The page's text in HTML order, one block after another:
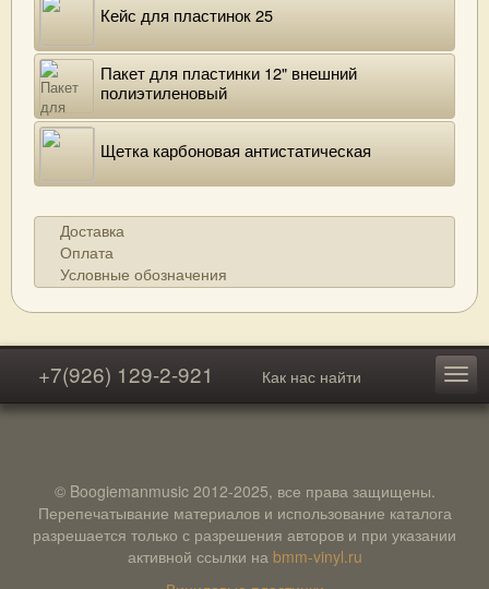
Кейс для пластинок 25
Пакет для пластинки 12" внешний
полиэтиленовый
Щетка карбоновая антистатическая
Доставка
Оплата
Условные обозначения
+7(926) 129-2-921 Как нас найти
© Boogiemanmusic 2012-2025, все права защищены.
Перепечатывание материалов и использование каталога
разрешается только с разрешения авторов и при указании
активной ссылки на bmm-vinyl.ru